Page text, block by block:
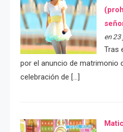
en
Tras
por el anuncio de matrimonio
celebración de […]